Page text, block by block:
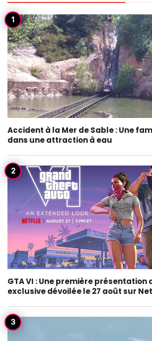
Accident à la Mer de Sable : Une
dans une attraction à eau
GTA VI : Une première présentation
exclusive dévoilée le 27 août sur